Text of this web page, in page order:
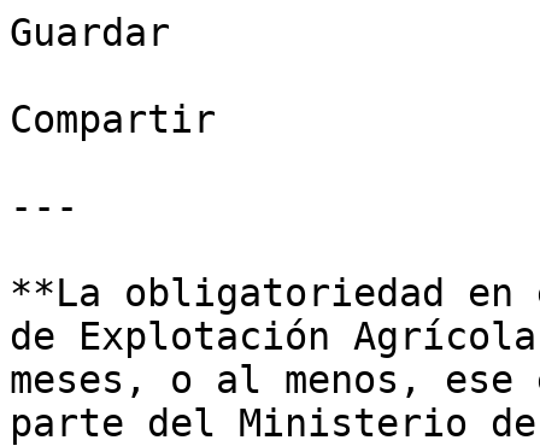
Guardar
Compartir
---
**La obligatoriedad
de Explotación
meses, o al menos,
parte del Ministerio